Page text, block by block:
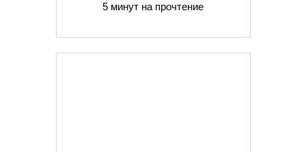
5 минут на прочтение